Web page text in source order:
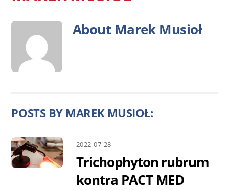
About Marek Musioł
POSTS BY MAREK MUSIOŁ:
2022-07-28
Trichophyton rubrum
kontra PACT MED